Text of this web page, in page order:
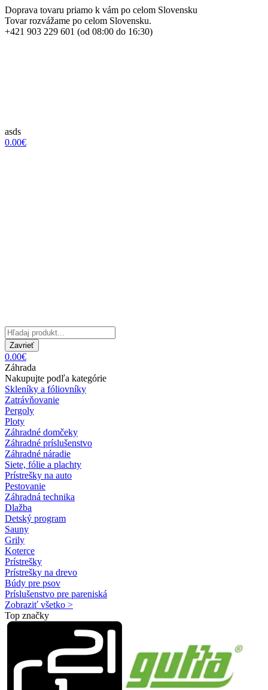
Doprava tovaru priamo k vám po celom Slovensku
Tovar rozvážame po celom Slovensku.
+421 903 229 601 (od 08:00 do 16:30)
asds
0.00€
Zavrieť
0.00€
Záhrada
Nakupujte podľa kategórie
Skleníky a fóliovníky
Zatrávňovanie
Pergoly
Ploty
Záhradné domčeky
Záhradné príslušenstvo
Záhradné náradie
Siete, fólie a plachty
Prístrešky na auto
Pestovanie
Záhradná technika
Dlažba
Detský program
Sauny
Grily
Koterce
Prístrešky
Prístrešky na drevo
Búdy pre psov
Príslušenstvo pre pareniská
Zobraziť všetko >
Top značky